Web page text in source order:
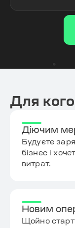
Для
Діючим
Будуєте
бізнес і
витрат.
Новим
Щойно